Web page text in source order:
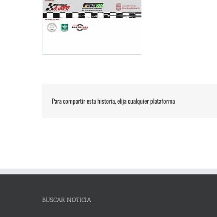
Para compartir esta historia, elija cualquier plataforma
BUSCAR NOTICIA